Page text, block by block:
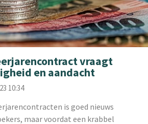
vraagt
en aandacht
10:34
is goed nieuws
maar voordat een krabbel